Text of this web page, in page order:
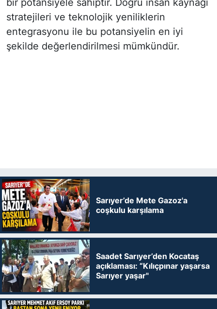
stratejileri ve teknolojik yeniliklerin
entegrasyonu ile bu potansiyelin en iyi
şekilde değerlendirilmesi mümkündür.
Sarıyer’de Mete Gazoz'a
coşkulu karşılama
Saadet Sarıyer’den Kocataş
açıklaması: “Kılıçpınar yaşarsa
Sarıyer yaşar"